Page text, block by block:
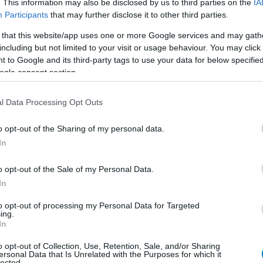
This information may also be disclosed by us to third parties on the
Participants that may further disclose it to other third parties.
that this website/app uses one or more Google services and may
but not limited to your visit or usage behaviour. You may
to Google and its third-party tags to use your data for below
consent section.
Data Processing Opt Outs
opt-out of the Sharing of my personal data.
opt-out of the Sale of my Personal Data.
opt-out of processing my Personal Data for Targeted
opt-out of Collection, Use, Retention, Sale, and/or Sharing
Data that Is Unrelated with the Purposes for which it
A Cryo Archive-ot sokan dicsérik azért, mert mer
olyan, mint egy Bungie-féle raid megbolondítva
szerint ez az egyik legkülönlegesebb pálya a
és komolyabb lootjutalmakkal. Csakhogy minél
ha a hozzáférését úgy lövik be, hogy a fél közösség
ült teljesen a Cryo Archive rajtja körüli zaj, máris
sőt inkább jó jel, hogy nem söprik le azonnal a
belenyúlni a koncepcióba. Mert ha túl sokat
ha túl keveset, akkor megmarad egy látványosan
végjáték. A Marathonnak pedig most nagyon
livestreamek, végigjátszások, magyar